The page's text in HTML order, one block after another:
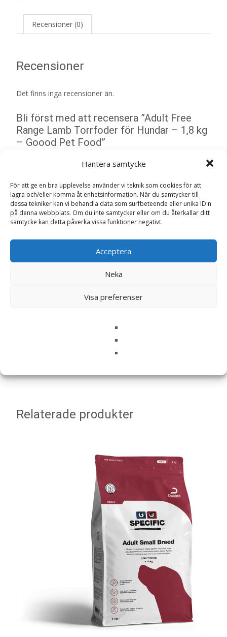
Hantera samtycke
För att ge en bra upplevelse använder vi teknik som cookies för att
lagra och/eller komma åt enhetsinformation. När du samtycker till
dessa tekniker kan vi behandla data som surfbeteende eller unika ID:n
på denna webbplats. Om du inte samtycker eller om du återkallar ditt
samtycke kan detta påverka vissa funktioner negativt.
Acceptera
Neka
Visa preferenser
Recensioner (0)
Recensioner
Det finns inga recensioner än.
Bli först med att recensera ”Adult Free
Range Lamb Torrfoder för Hundar – 1,8 kg
– Goood Pet Food”
Ditt betyg*
Din recension*
Relaterade produkter